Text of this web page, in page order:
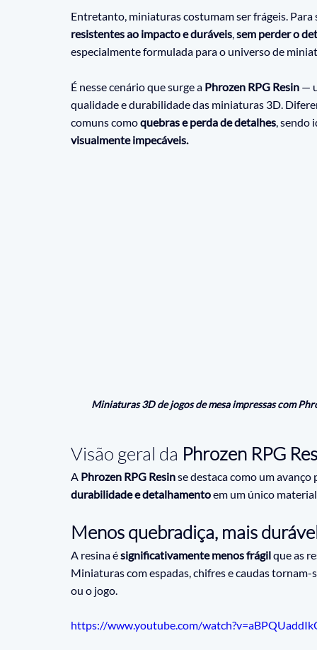
Entretanto, miniaturas costumam ser frágeis. Para
resistentes ao impacto e duráveis, sem perder o
especialmente formulada para o universo de
É nesse cenário que surge a Phrozen RPG Resin —
qualidade e durabilidade das miniaturas 3D.
comuns como quebras e perda de detalhes, sendo
visualmente impecáveis.
Miniaturas 3D de jogos de mesa impressas com
Visão geral da Phrozen RPG
A Phrozen RPG Resin se destaca como um
durabilidade e detalhamento em um único
Menos quebradiça, mais
A resina é significativamente menos frágil que as
Miniaturas com espadas, chifres e caudas
ou o jogo.
https://www.youtube.com/